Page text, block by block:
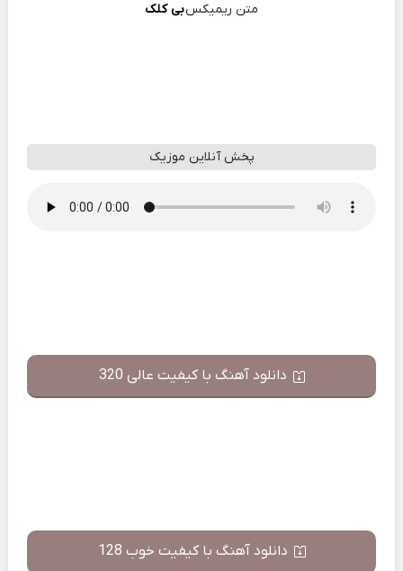
متن ریمیکسبی کلک
پخش آنلاین موزیک
دانلود آهنگ با کیفیت عالی 320
دانلود آهنگ با کیفیت خوب 128